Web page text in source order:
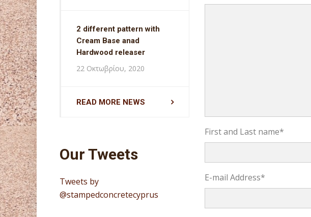
First and Last name*
E-mail Address*
2 different pattern with
Cream Base anad
Hardwood releaser
22 Οκτωβρίου, 2020
READ MORE NEWS
Our Tweets
Tweets by
@stampedconcretecyprus